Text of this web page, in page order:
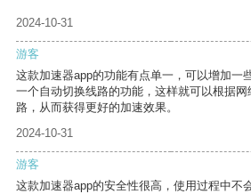
2024-10-31
游客
这款加速器app的功能有点单一，可以增加一
一个自动切换线路的功能，这样就可以根据
路，从而获得更好的加速效果。
2024-10-31
游客
这款加速器app的安全性很高，使用过程中不